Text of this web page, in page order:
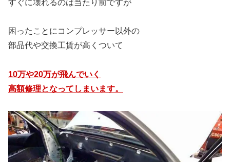
すぐに壊れるのは当たり前ですが
困ったことにコンプレッサー以外の
部品代や交換工賃が高くついて
10万や20万が飛んでいく
高額修理となってしまいます。